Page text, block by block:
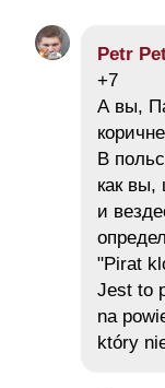
Petr
+7
А вы,
В
как
и
"Pirat
Jest to
na
który